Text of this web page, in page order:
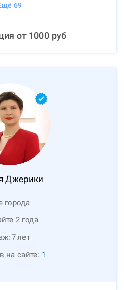
69
от 1000руб
Джерики
города
2 года
7лет
на сайте: 1